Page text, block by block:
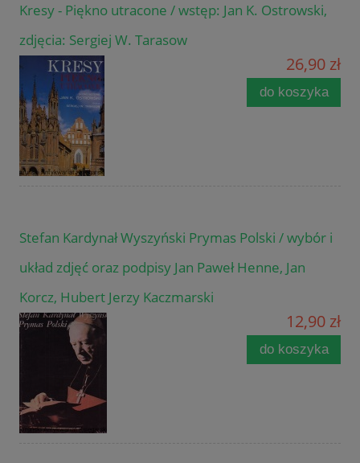
Kresy - Piękno utracone / wstęp: Jan K. Ostrowski,
zdjęcia: Sergiej W. Tarasow
26,90 zł
do koszyka
Stefan Kardynał Wyszyński Prymas Polski / wybór i
układ zdjęć oraz podpisy Jan Paweł Henne, Jan
Korcz, Hubert Jerzy Kaczmarski
12,90 zł
do koszyka